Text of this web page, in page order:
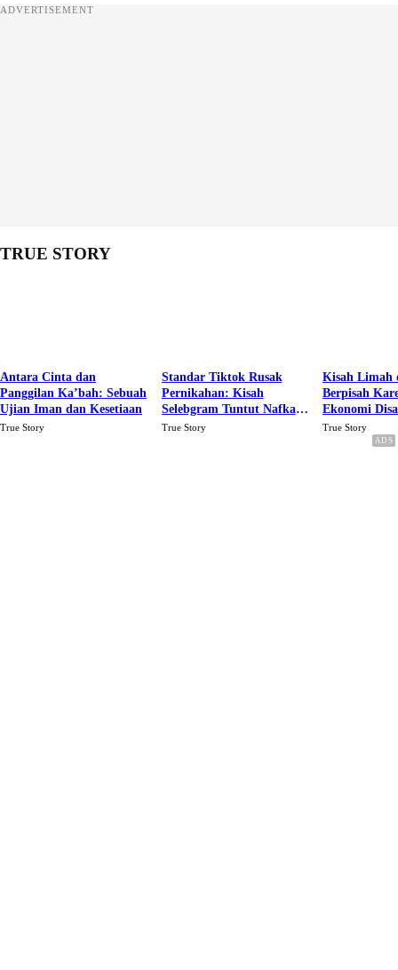
ADVERTISEMENT
TRUE STORY
Antara Cinta dan
Panggilan Ka’bah: Sebuah
Ujian Iman dan Kesetiaan
True Story
Standar Tiktok Rusak
Pernikahan: Kisah
Selebgram Tuntut Nafkah
Rp.15 Juta Perbulan
True Story
Kisah Limah
Berpisah
Ekonomi
Karena Cinta
True Story